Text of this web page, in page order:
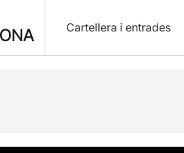
Cartellera i entrades
artística Fotos i vídeos